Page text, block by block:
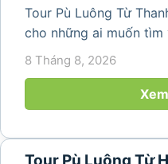
Tour Pù Luông Từ
cho những ai muốn
trong lành, ruộng bậc
ngày. Không cần di
8 Tháng 8, 2026